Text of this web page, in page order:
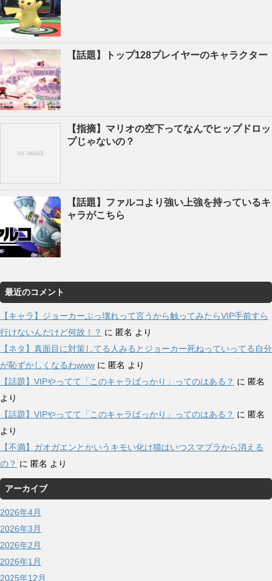
【話題】トップ128プレイヤーのキャラクター
【指摘】マリオの空下ってなんでヒップドロッ
プじゃないの？
【話題】ファルコより強い上強を持っているキ
ャラがこちら
最近のコメント
【キャラ】ジョーカーぶっ壊れって言うから触ってみたらVIP手前すら
行けないんだけど何故！？ に 匿名 より
【ネタ】真面目に対策してる人みるとジョーカー死ねっていってる自分
が恥ずかしくなるわwww に 匿名 より
【話題】VIPやってて「このキャラばっかり」ってのはある？ に 匿名
より
【話題】VIPやってて「このキャラばっかり」ってのはある？ に 匿名
より
【不満】ガオガエンとかいうキモい化け猫はいつスマブラから消える
の？ に 匿名 より
アーカイブ
2026年4月
2026年3月
2026年2月
2026年1月
2025年12月